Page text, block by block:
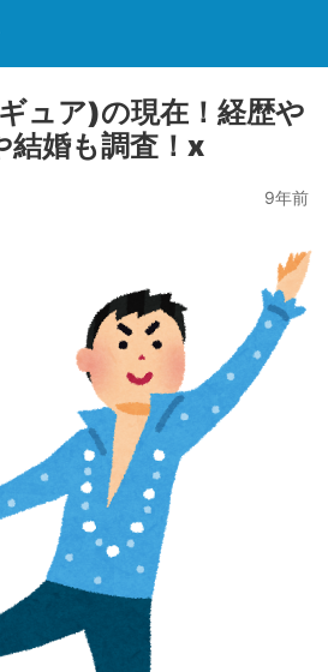
ュア)の現在！経歴や
結婚も調査！x
9年前